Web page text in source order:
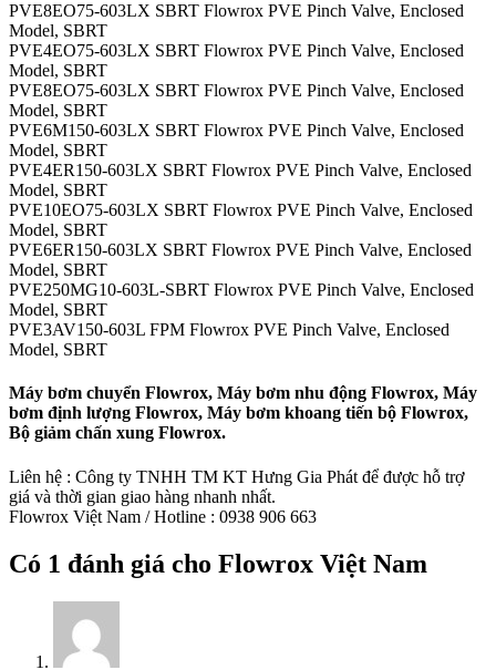
PVE8EO75-603LX SBRT Flowrox PVE Pinch Valve, Enclosed
Model, SBRT
PVE4EO75-603LX SBRT Flowrox PVE Pinch Valve, Enclosed
Model, SBRT
PVE8EO75-603LX SBRT Flowrox PVE Pinch Valve, Enclosed
Model, SBRT
PVE6M150-603LX SBRT Flowrox PVE Pinch Valve, Enclosed
Model, SBRT
PVE4ER150-603LX SBRT Flowrox PVE Pinch Valve, Enclosed
Model, SBRT
PVE10EO75-603LX SBRT Flowrox PVE Pinch Valve, Enclosed
Model, SBRT
PVE6ER150-603LX SBRT Flowrox PVE Pinch Valve, Enclosed
Model, SBRT
PVE250MG10-603L-SBRT Flowrox PVE Pinch Valve, Enclosed
Model, SBRT
PVE3AV150-603L FPM Flowrox PVE Pinch Valve, Enclosed
Model, SBRT
Máy bơm chuyển Flowrox, Máy bơm nhu động Flowrox, Máy
bơm định lượng Flowrox, Máy bơm khoang tiến bộ Flowrox,
Bộ giảm chấn xung Flowrox.
Liên hệ : Công ty TNHH TM KT Hưng Gia Phát để được hỗ trợ
giá và thời gian giao hàng nhanh nhất.
Flowrox Việt Nam / Hotline : 0938 906 663
Có 1 đánh giá cho Flowrox Việt Nam